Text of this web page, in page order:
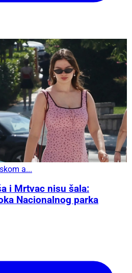
a...
i Mrtvac nisu šala:
Nacionalnog parka